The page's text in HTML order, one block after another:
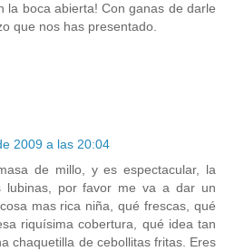
la boca abierta! Con ganas de darle
que nos has presentado.
2009 a las 20:04
de millo, y es espectacular, la
lubinas, por favor me va a dar un
mas rica niña, qué frescas, qué
riquísima cobertura, qué idea tan
chaquetilla de cebollitas fritas. Eres